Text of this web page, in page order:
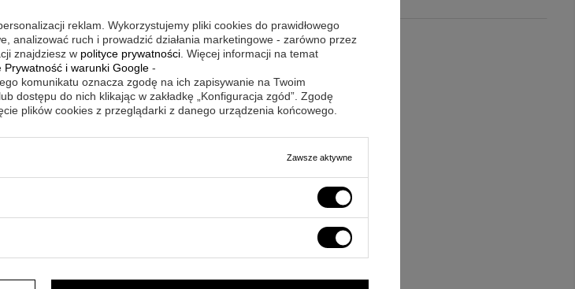
reklam. Wykorzystujemy pliki cookies do prawidłowego
analizować ruch i prowadzić działania marketingowe - zarówno przez
znajdziesz w polityce prywatności . Więcej informacji na temat
Prywatność i warunki Google -
komunikatu oznacza zgodę na ich zapisywanie na Twoim
dostępu do nich klikając w zakładkę „Konfiguracja zgód”. Zgodę
plików cookies z przeglądarki z danego urządzenia końcowego.
Zawsze aktywne